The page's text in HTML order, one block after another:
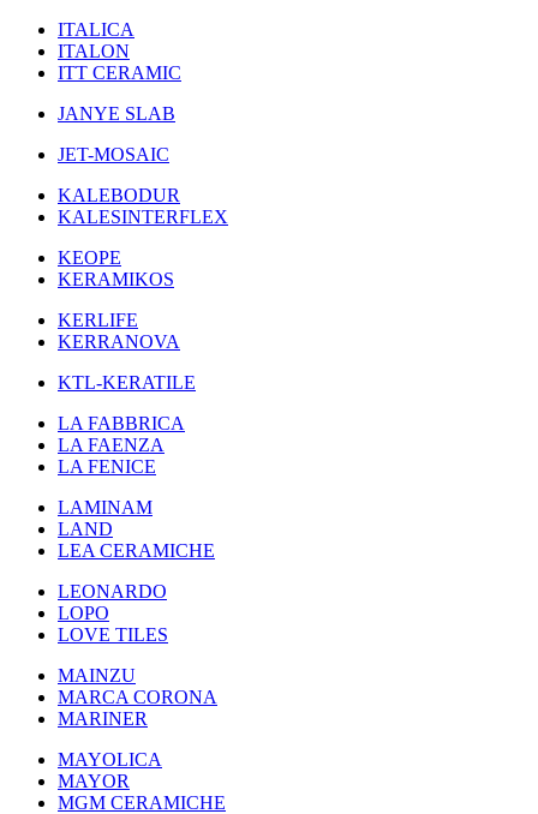
ITALICA
ITALON
ITT CERAMIC
JANYE SLAB
JET-MOSAIC
KALEBODUR
KALESINTERFLEX
KEOPE
KERAMIKOS
KERLIFE
KERRANOVA
KTL-KERATILE
LA FABBRICA
LA FAENZA
LA FENICE
LAMINAM
LAND
LEA CERAMICHE
LEONARDO
LOPO
LOVE TILES
MAINZU
MARCA CORONA
MARINER
MAYOLICA
MAYOR
MGM CERAMICHE